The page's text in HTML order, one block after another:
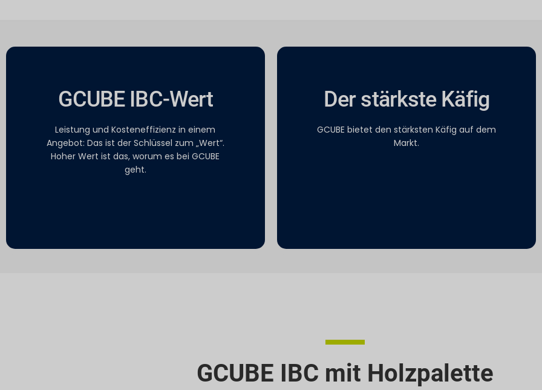
GCUBE IBC-Wert
Leistung und Kosteneffizienz in einem
Angebot: Das ist der Schlüssel zum „Wert“.
Hoher Wert ist das, worum es bei GCUBE
geht.
Der stärkste Käfig
GCUBE bietet den stärksten Käfig auf dem
Markt.
GCUBE IBC mit Holzpalette